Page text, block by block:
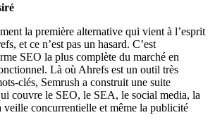
la première alternative qui vient à l’esprit
et ce n’est pas un hasard. C’est
SEO la plus complète du marché en
Là où Ahrefs est un outil très
clés, Semrush a construit une suite
couvre le SEO, le SEA, le social media, la
veille concurrentielle et même la publicité